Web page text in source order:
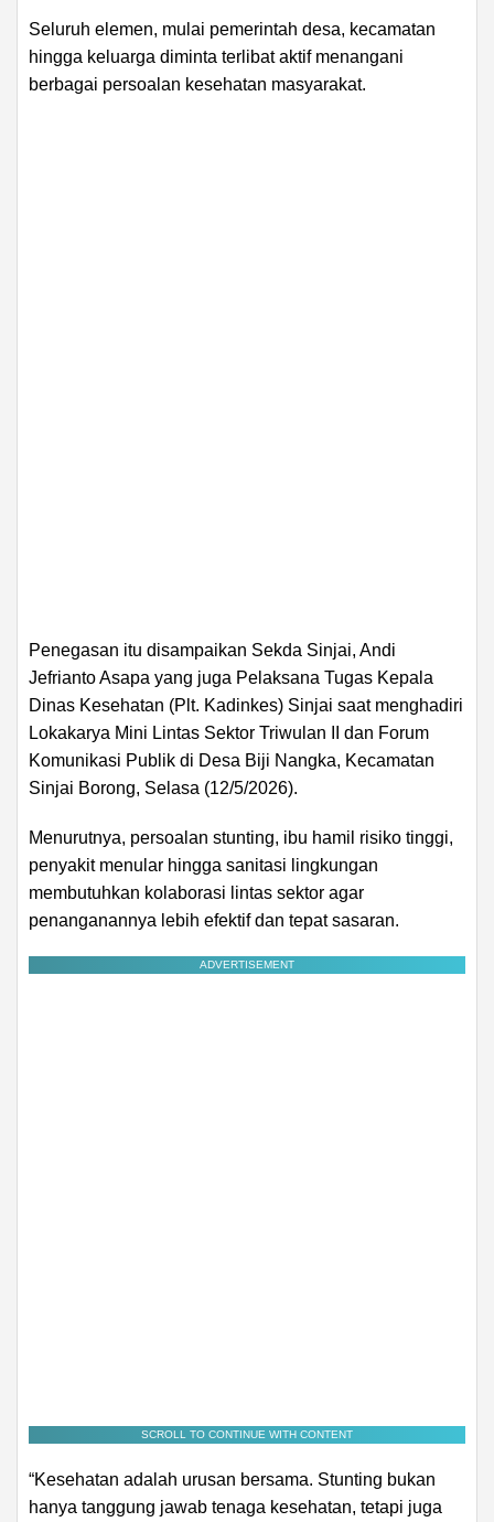
Seluruh elemen, mulai pemerintah desa, kecamatan
hingga keluarga diminta terlibat aktif menangani
berbagai persoalan kesehatan masyarakat.
Penegasan itu disampaikan Sekda Sinjai, Andi
Jefrianto Asapa yang juga Pelaksana Tugas Kepala
Dinas Kesehatan (Plt. Kadinkes) Sinjai saat menghadiri
Lokakarya Mini Lintas Sektor Triwulan II dan Forum
Komunikasi Publik di Desa Biji Nangka, Kecamatan
Sinjai Borong, Selasa (12/5/2026).
Menurutnya, persoalan stunting, ibu hamil risiko tinggi,
penyakit menular hingga sanitasi lingkungan
membutuhkan kolaborasi lintas sektor agar
penanganannya lebih efektif dan tepat sasaran.
ADVERTISEMENT
SCROLL TO CONTINUE WITH CONTENT
“Kesehatan adalah urusan bersama. Stunting bukan
hanya tanggung jawab tenaga kesehatan, tetapi juga